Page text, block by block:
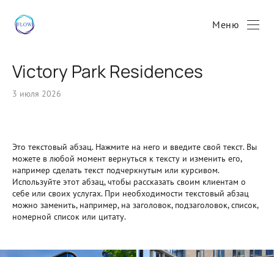
Меню
Victory Park Residences
3 июля 2026
Это текстовый абзац. Нажмите на него и введите свой текст. Вы
можете в любой момент вернуться к тексту и изменить его,
например сделать текст подчеркнутым или курсивом.
Используйте этот абзац, чтобы рассказать своим клиентам о
себе или своих услугах. При необходимости текстовый абзац
можно заменить, например, на заголовок, подзаголовок, список,
номерной список или цитату.